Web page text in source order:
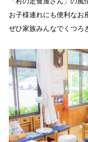
お子様連れにも便利なお
ぜひ家族みんなでくつろ